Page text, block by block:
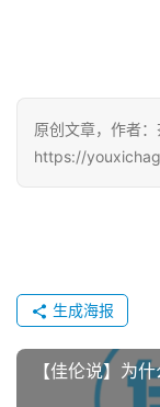
中
文
原创文章，作者：
https://
生成海报
【佳伦说】为